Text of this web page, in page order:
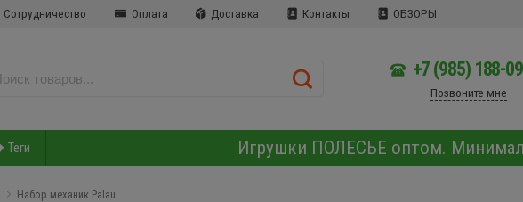
Сотрудничество Оплата Доставка Контакты ОБЗОРЫ
+7 (985) 188-
Позвоните мне
Теги Игрушки ПОЛЕСЬЕ оптом.
Набор механик Palau